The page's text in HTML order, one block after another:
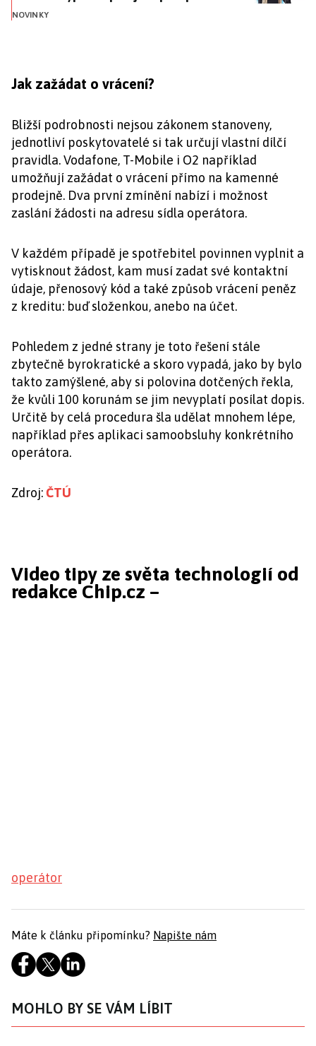
NOVINKY
Jak zažádat o vrácení?
Bližší podrobnosti nejsou zákonem stanoveny,
jednotliví poskytovatelé si tak určují vlastní dílčí
pravidla. Vodafone, T-Mobile i O2 například
umožňují zažádat o vrácení přímo na kamenné
prodejně. Dva první zmínění nabízí i možnost
zaslání žádosti na adresu sídla operátora.
V každém případě je spotřebitel povinnen vyplnit a
vytisknout žádost, kam musí zadat své kontaktní
údaje, přenosový kód a také způsob vrácení peněz
z kreditu: buď složenkou, anebo na účet.
Pohledem z jedné strany je toto řešení stále
zbytečně byrokratické a skoro vypadá, jako by bylo
takto zamýšlené, aby si polovina dotčených řekla,
že kvůli 100 korunám se jim nevyplatí posílat dopis.
Určitě by celá procedura šla udělat mnohem lépe,
například přes aplikaci samoobsluhy konkrétního
operátora.
Zdroj:ČTÚ
Video tipy ze světa technologií od
redakce Chip.cz –
operátor
Máte k článku připomínku? Napište nám
MOHLO BY SE VÁM LÍBIT